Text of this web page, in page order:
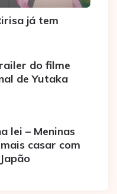
já tem
do filme
de Yutaka
lei – Meninas
casar com